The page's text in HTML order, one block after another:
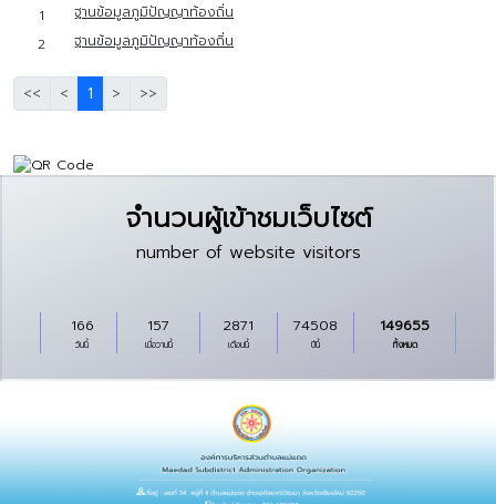
1
ฐานข้อมูลภูมิปัญญาท้องถิ่น
2
ฐานข้อมูลภูมิปัญญาท้องถิ่น
<< < 1 > >>
จำนวนผู้เข้าชมเว็บไซต์
number of website visitors
วันนี้
166
เมื่อวานนี้
157
เดือนนี้
2871
ปีนี้
74508
ทั้งหมด
149655